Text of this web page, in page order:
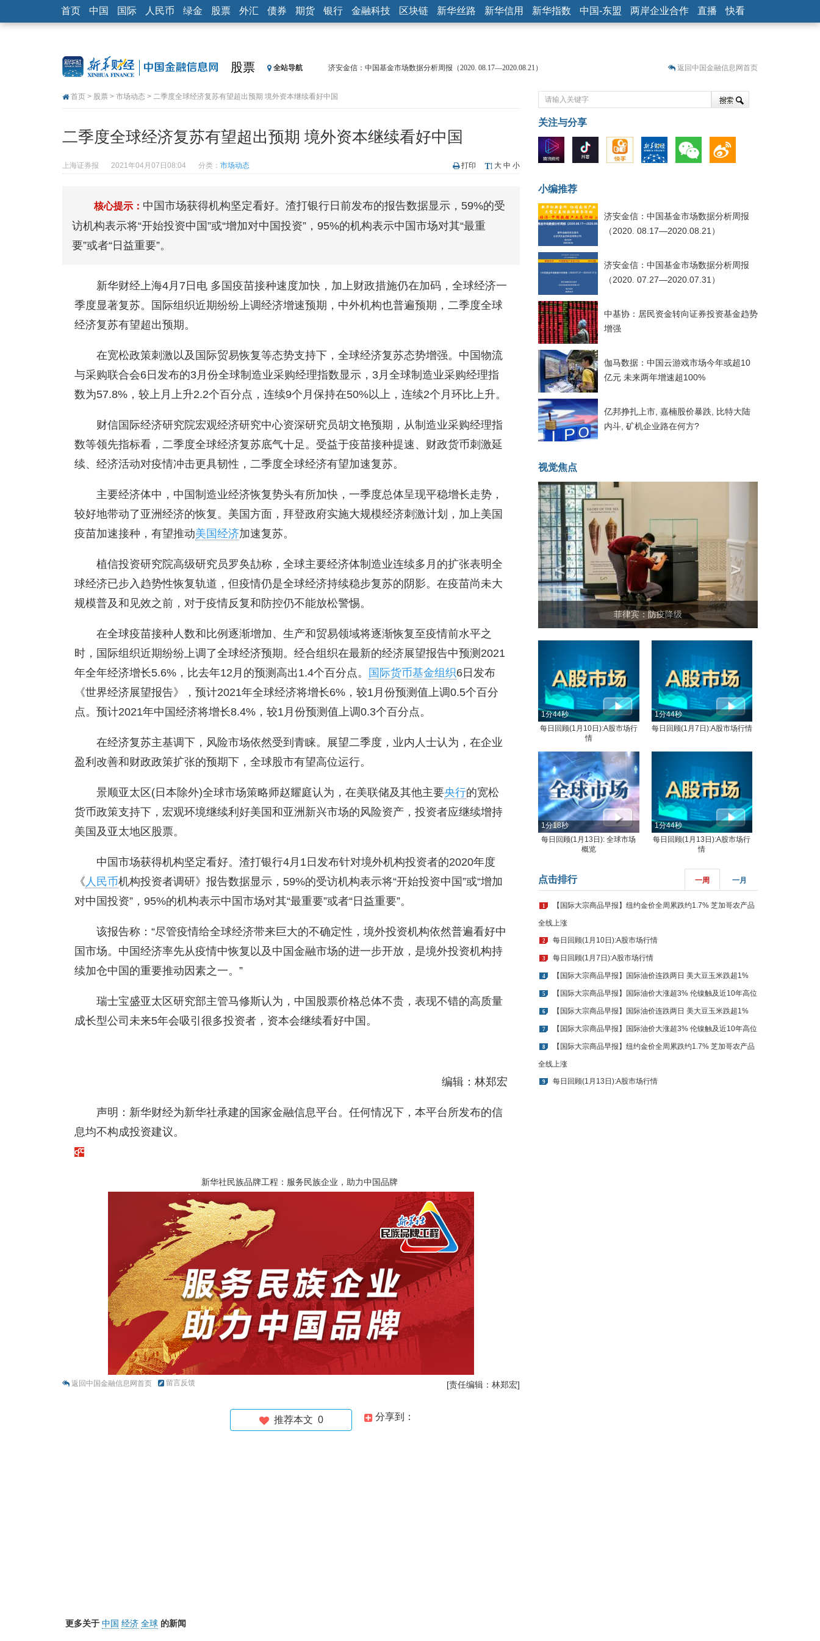
首页 中国 国际 人民币 绿金 股票 外汇 债券 期货 银行 金融科技 区块链 新华丝路 新华信用 新华指数 中国-东盟 两岸企业合作 直播 快看
股票 全站导航
济安金信：中国基金市场数据分析周报（2020. 08.17—2020.08.21）
记者手记：疫情下的香港零售业如何浴火重生？
济安金信：中国基金市场数据分析周报（2020. 07.27—2020.07.31）
【新华财经调查】同业存单、结构性存款玩起“跷跷板” 结构性失衡藏
央行公开市场净投放300亿元 短端资金利率明显下行
恒生聚源：北斗收官之星发射成功，全产业链解析
返回中国金融信息网首页
首页 > 股票 > 市场动态 > 二季度全球经济复苏有望超出预期 境外资本继续看好中国
二季度全球经济复苏有望超出预期 境外资本继续看好中国
上海证券报 2021年04月07日08:04 分类： 市场动态 打印 大 中 小
核心提示： 中国市场获得机构坚定看好。渣打银行日前发布的报告数据显示，59%的受
访机构表示将“开始投资中国”或“增加对中国投资”，95%的机构表示中国市场对其“最重
要”或者“日益重要”。
新华财经上海4月7日电 多国疫苗接种速度加快，加上财政措施仍在加码，全球经济一
季度显著复苏。国际组织近期纷纷上调经济增速预期，中外机构也普遍预期，二季度全球
经济复苏有望超出预期。
在宽松政策刺激以及国际贸易恢复等态势支持下，全球经济复苏态势增强。中国物流
与采购联合会6日发布的3月份全球制造业采购经理指数显示，3月全球制造业采购经理指
数为57.8%，较上月上升2.2个百分点，连续9个月保持在50%以上，连续2个月环比上升。
财信国际经济研究院宏观经济研究中心资深研究员胡文艳预期，从制造业采购经理指
数等领先指标看，二季度全球经济复苏底气十足。受益于疫苗接种提速、财政货币刺激延
续、经济活动对疫情冲击更具韧性，二季度全球经济有望加速复苏。
主要经济体中，中国制造业经济恢复势头有所加快，一季度总体呈现平稳增长走势，
较好地带动了亚洲经济的恢复。美国方面，拜登政府实施大规模经济刺激计划，加上美国
疫苗加速接种，有望推动美国经济加速复苏。
植信投资研究院高级研究员罗奂劼称，全球主要经济体制造业连续多月的扩张表明全
球经济已步入趋势性恢复轨道，但疫情仍是全球经济持续稳步复苏的阴影。在疫苗尚未大
规模普及和见效之前，对于疫情反复和防控仍不能放松警惕。
在全球疫苗接种人数和比例逐渐增加、生产和贸易领域将逐渐恢复至疫情前水平之
时，国际组织近期纷纷上调了全球经济预期。经合组织在最新的经济展望报告中预测2021
年全年经济增长5.6%，比去年12月的预测高出1.4个百分点。
国际货币基金组织6日发布
《世界经济展望报告》，预计2021年全球经济将增长6%，较1月份预测值上调0.5个百分
点。预计2021年中国经济将增长8.4%，较1月份预测值上调0.3个百分点。
在经济复苏主基调下，风险市场依然受到青睐。展望二季度，业内人士认为，在企业
盈利改善和财政政策扩张的预期下，全球股市有望高位运行。
景顺亚太区(日本除外)全球市场策略师赵耀庭认为，在美联储及其他主要央行的宽松
货币政策支持下，宏观环境继续利好美国和亚洲新兴市场的风险资产，投资者应继续增持
美国及亚太地区股票。
中国市场获得机构坚定看好。渣打银行4月1日发布针对境外机构投资者的2020年度
《 人民币机构投资者调研》报告数据显示，59%的受访机构表示将“开始投资中国”或“增加
对中国投资”，95%的机构表示中国市场对其“最重要”或者“日益重要”。
该报告称：“尽管疫情给全球经济带来巨大的不确定性，境外投资机构依然普遍看好中
国市场。中国经济率先从疫情中恢复以及中国金融市场的进一步开放，是境外投资机构持
续加仓中国的重要推动因素之一。”
瑞士宝盛亚太区研究部主管马修斯认为，中国股票价格总体不贵，表现不错的高质量
成长型公司未来5年会吸引很多投资者，资本会继续看好中国。
编辑：林郑宏
声明：新华财经为新华社承建的国家金融信息平台。任何情况下，本平台所发布的信
息均不构成投资建议。
新华社民族品牌工程：服务民族企业，助力中国品牌
返回中国金融信息网首页 留言反馈 [责任编辑：林郑宏]
分享到：
推荐本文 0
更多关于 中国 经济 全球 的新闻
关注与分享
小编推荐
济安金信：中国基金市场数据分析周报
（2020. 08.17—2020.08.21）
济安金信：中国基金市场数据分析周报
（2020. 07.27—2020.07.31）
中基协：居民资金转向证券投资基金趋势
增强
伽马数据：中国云游戏市场今年或超10
亿元 未来两年增速超100%
亿邦挣扎上市, 嘉楠股价暴跌, 比特大陆
内斗, 矿机企业路在何方?
视觉焦点
菲律宾：防疫降级
< >
1分44秒
每日回顾(1月10日):A股市场行
情
1分44秒
每日回顾(1月7日):A股市场行情
1分18秒
每日回顾(1月13日): 全球市场
概览
1分44秒
每日回顾(1月13日):A股市场行
情
点击排行 一周 一月
1 【国际大宗商品早报】纽约金价全周累跌约1.7% 芝加哥农产品
全线上涨
2 每日回顾(1月10日):A股市场行情
3 每日回顾(1月7日):A股市场行情
4 【国际大宗商品早报】国际油价连跌两日 美大豆玉米跌超1%
5 【国际大宗商品早报】国际油价大涨超3% 伦镍触及近10年高位
6 【国际大宗商品早报】国际油价连跌两日 美大豆玉米跌超1%
7 【国际大宗商品早报】国际油价大涨超3% 伦镍触及近10年高位
8 【国际大宗商品早报】纽约金价全周累跌约1.7% 芝加哥农产品
全线上涨
9 每日回顾(1月13日):A股市场行情